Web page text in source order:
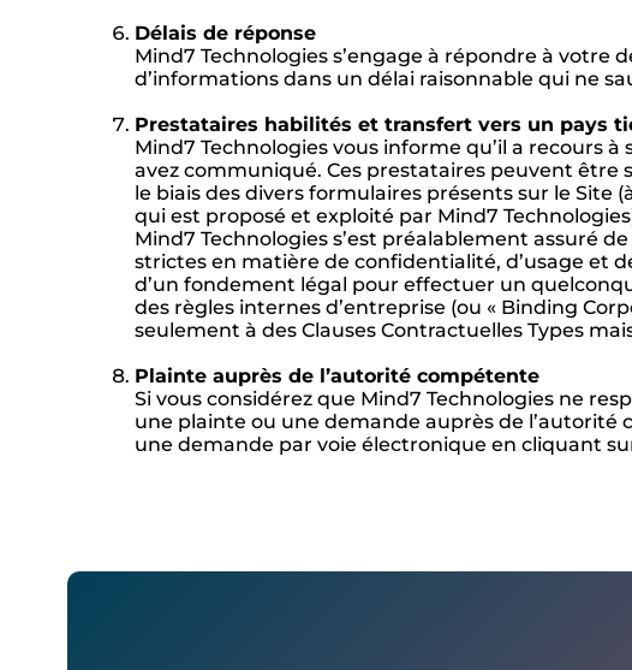
Délais de réponse
Mind7 Technologies s’engage à répondre à
d’informations dans un délai raisonnable qui ne
Prestataires habilités et transfert vers un pays
Mind7 Technologies vous informe qu’il a recours
avez communiqué. Ces prestataires peuvent être
le biais des divers formulaires présents sur le
qui est proposé et exploité par Mind7
Mind7 Technologies s’est préalablement assuré
strictes en matière de confidentialité, d’usage et
d’un fondement légal pour effectuer un
des règles internes d’entreprise (ou « Binding
seulement à des Clauses Contractuelles Types
Plainte auprès de l’autorité compétente
Si vous considérez que Mind7 Technologies ne
une plainte ou une demande auprès de l’autorité
une demande par voie électronique en cliquant